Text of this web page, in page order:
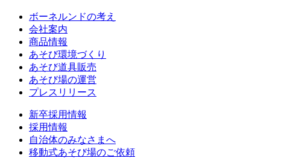
ボーネルンドの考え
会社案内
商品情報
あそび環境づくり
あそび道具販売
あそび場の運営
プレスリリース
新卒採用情報
採用情報
自治体のみなさまへ
移動式あそび場のご依頼